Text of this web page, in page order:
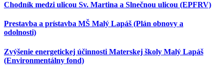
Chodník medzi ulicou Sv. Martina a Slnečnou ulicou (EPFRV)
Prestavba a prístavba MŠ Malý Lapáš (Plán obnovy a
odolnosti)
Zvýšenie energetickej účinnosti Materskej školy Malý Lapáš
(Environmentálny fond)